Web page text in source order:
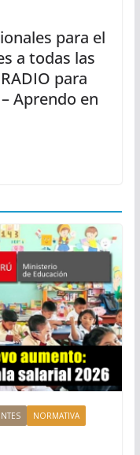
para el
a todas las
para
Aprendo en
NORMATIVA